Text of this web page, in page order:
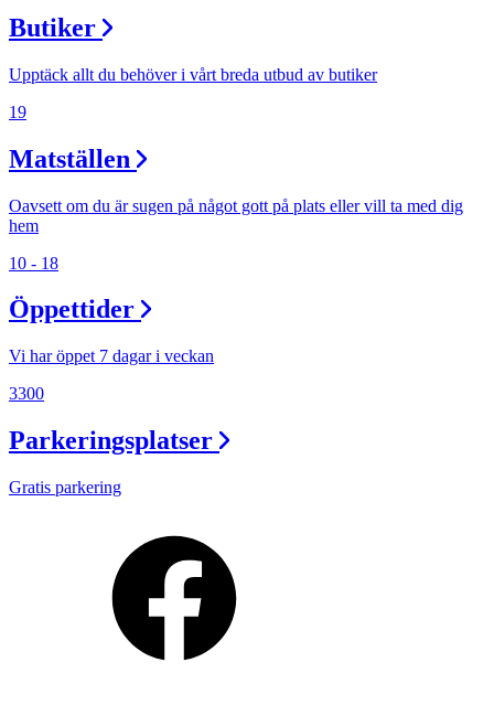
Magasin
Presentkort
Butiker
Upptäck allt du behöver i vårt breda utbud av butiker
19
Matställen
Oavsett om du är sugen på något gott på plats eller vill ta med dig
hem
10 - 18
Öppettider
Vi har öppet 7 dagar i veckan
3300
Parkeringsplatser
Gratis parkering